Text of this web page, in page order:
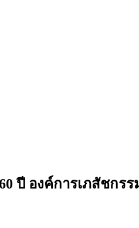
ปี องค์การเภสัชกร